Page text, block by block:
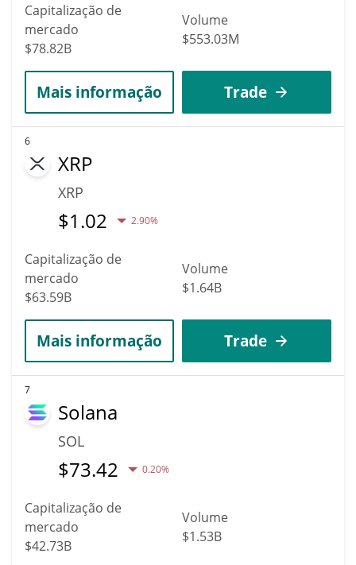
Capitalização de
mercado
$78.82B
Volume
$553.03M
Mais informação Trade
6
XRP
XRP
$1.02 2.90%
Capitalização de
mercado
$63.59B
Volume
$1.64B
Mais informação Trade
7
Solana
SOL
$73.42 0.20%
Capitalização de
mercado
$42.73B
Volume
$1.53B